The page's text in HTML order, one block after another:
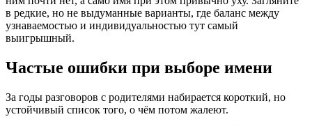
в редкие, но не выдуманные варианты, где баланс между
узнаваемостью и индивидуальностью тут самый
выигрышный.
Частые ошибки при выборе имени
За годы разговоров с родителями набирается короткий, но
устойчивый список того, о чём потом жалеют.